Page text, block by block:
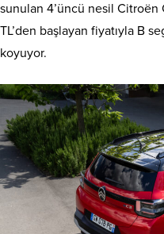
sunulan 4’üncü nesil
TL’den başlayan fiyatıyla B
koyuyor.